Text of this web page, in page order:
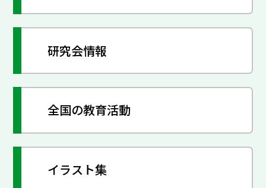
研究会情報
全国の教育活動
イラスト集